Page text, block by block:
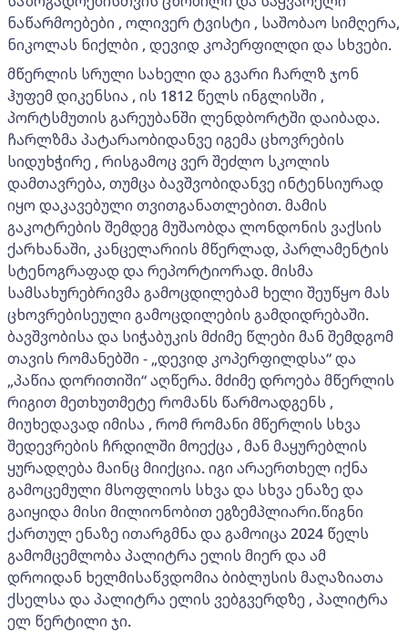
ნაწარმოებები , ოლივერ ტვისტი , საშობაო სიმღერა,
ნიკოლას ნიქლბი , დევიდ კოპერფილდი და სხვები.
მწერლის სრული სახელი და გვარი ჩარლზ ჯონ
ჰუფემ დიკენსია , ის 1812 წელს ინგლისში ,
პორტსმუთის გარეუბანში ლენდბორტში დაიბადა.
ჩარლზმა პატარაობიდანვე იგემა ცხოვრების
სიდუხჭირე , რისგამოც ვერ შეძლო სკოლის
დამთავრება, თუმცა ბავშვობიდანვე ინტენსიურად
იყო დაკავებული თვითგანათლებით. მამის
გაკოტრების შემდეგ მუშაობდა ლონდონის ვაქსის
ქარხანაში, კანცელარიის მწერლად, პარლამენტის
სტენოგრაფად და რეპორტიორად. მისმა
სამსახურებრივმა გამოცდილებამ ხელი შეუწყო მას
ცხოვრებისეული გამოცდილების გამდიდრებაში.
ბავშვობისა და სიჭაბუკის მძიმე წლები მან შემდგომ
თავის რომანებში - „დევიდ კოპერფილდსა“ და
„პაწია დორითიში“ აღწერა. მძიმე დროება მწერლის
რიგით მეთხუთმეტე რომანს წარმოადგენს ,
მიუხედავად იმისა , რომ რომანი მწერლის სხვა
შედევრების ჩრდილში მოექცა , მან მაყურებლის
ყურადღება მაინც მიიქცია. იგი არაერთხელ იქნა
გამოცემული მსოფლიოს სხვა და სხვა ენაზე და
გაიყიდა მისი მილიონობით ეგზემპლიარი.წიგნი
ქართულ ენაზე ითარგმნა და გამოიცა 2024 წელს
გამომცემლობა პალიტრა ელის მიერ და ამ
დროიდან ხელმისაწვდომია ბიბლუსის მაღაზიათა
ქსელსა და პალიტრა ელის ვებგვერდზე , პალიტრა
ელ წერტილი ჯი.